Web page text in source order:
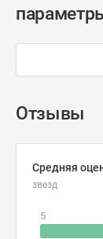
Отзывы
Средняя
звезд
5